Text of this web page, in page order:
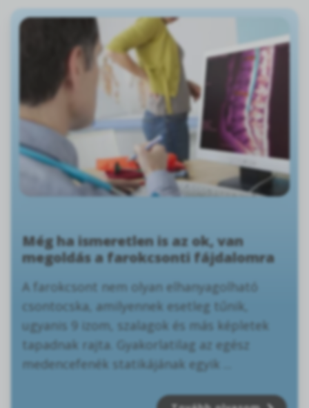
Még ha ismeretlen is az ok, van
megoldás a farokcsonti fájdalomra
A farokcsont nem olyan elhanyagolható
csontocska, amilyennek esetleg tűnik,
ugyanis 9 izom, szalagok és más képletek
tapadnak rajta. Gyakorlatilag az egész
medencefenék statikájának egyik ...